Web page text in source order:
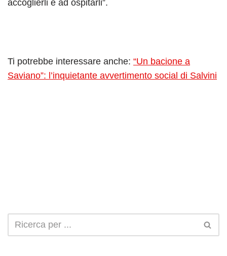
accoglierli e ad ospitarli”.
Ti potrebbe interessare anche: “Un bacione a
Saviano”: l’inquietante avvertimento social di Salvini